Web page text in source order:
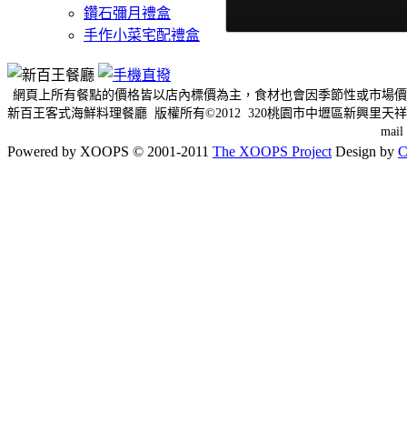
鑽石彌月禮盒
手作小菜宅配禮盒
網頁上所有餐點的價格皆以店內標價為主，食材也會因季節性或市場
新百王客式海鮮料理餐廳 版權所有©2012 320桃園市中壢區新興里
mail
Powered by XOOPS © 2001-2011 The XOOPS Project Design by